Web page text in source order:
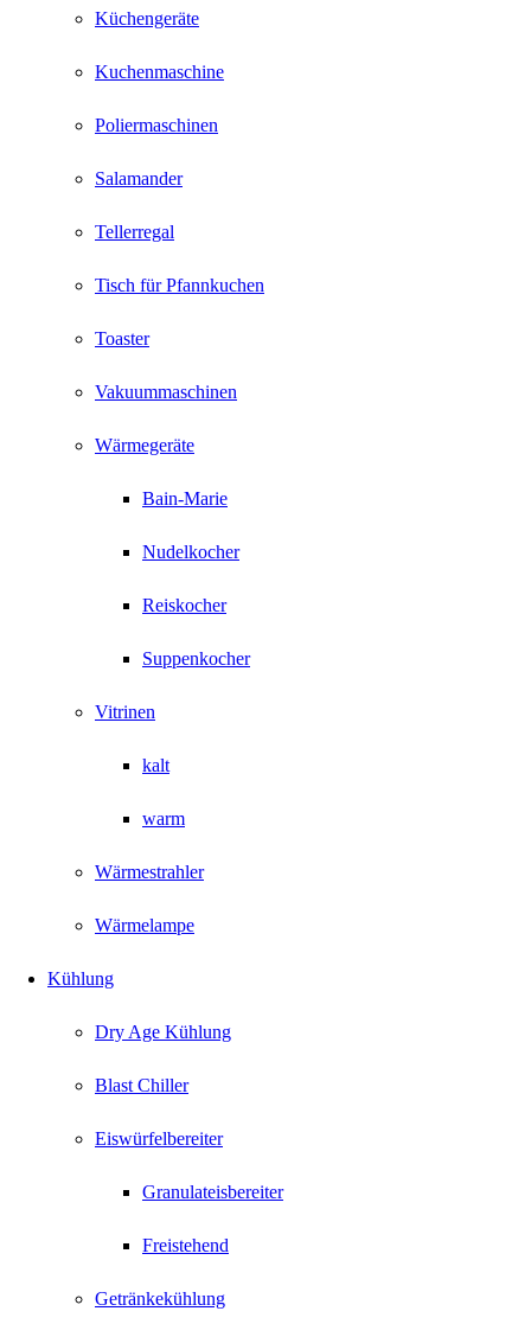
Küchengeräte
Kuchenmaschine
Poliermaschinen
Salamander
Tellerregal
Tisch für Pfannkuchen
Toaster
Vakuummaschinen
Wärmegeräte
Bain-Marie
Nudelkocher
Reiskocher
Suppenkocher
Vitrinen
kalt
warm
Wärmestrahler
Wärmelampe
Kühlung
Dry Age Kühlung
Blast Chiller
Eiswürfelbereiter
Granulateisbereiter
Freistehend
Getränkekühlung